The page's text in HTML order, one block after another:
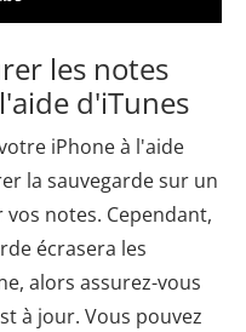
les notes
d'iTunes
iPhone à l'aide
la sauvegarde sur un
notes. Cependant,
écrasera les
alors assurez-vous
à jour. Vous pouvez